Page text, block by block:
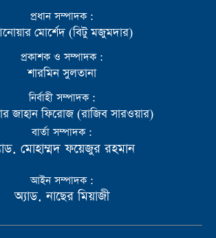
প্রধান সম্পাদক :
মোর্শেদ (বিটু মজুমদার)
প্রকাশক ও সম্পাদক :
শারমিন সুলতানা
নির্বাহী সম্পাদক :
জাহান ফিরোজ (রাজিব সারওয়ার)
বার্তা সম্পাদক :
মোহাম্মদ ফয়েজুর রহমান
আইন সম্পাদক :
অ্যাড. নাছের মিয়াজী